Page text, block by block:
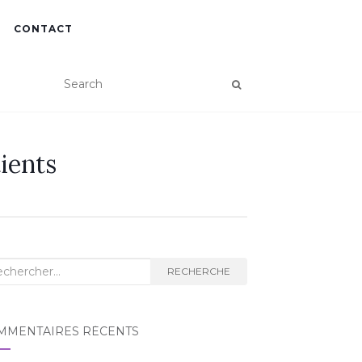
CONTACT
RECHERCHE
RÉCENTS